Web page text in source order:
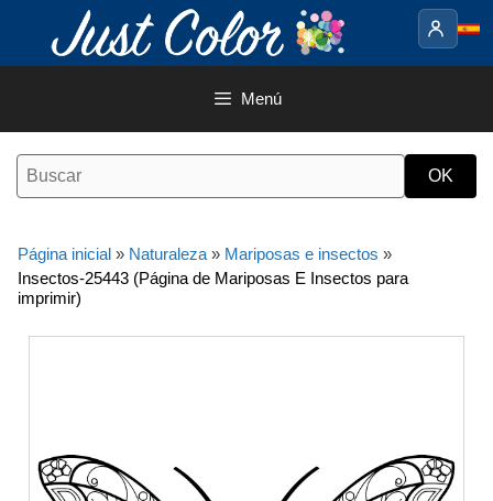
contenido
Menú
Página inicial » Naturaleza » Mariposas e insectos »
Insectos-25443 (Página de Mariposas E Insectos para
imprimir)